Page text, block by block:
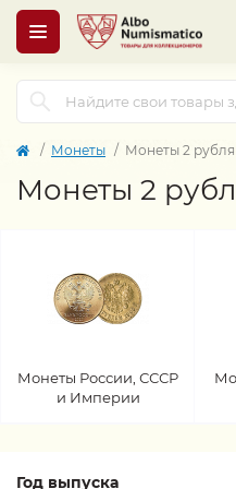
Монеты Монеты 2 рубля
Монеты 2
Монеты России, СССР
и Империи
Год выпуска